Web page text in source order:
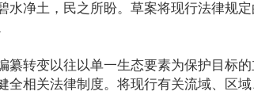
净土，民之所盼。草案将现行法律规定
转变以往以单一生态要素为保护目标的
全相关法律制度。将现行有关流域、区